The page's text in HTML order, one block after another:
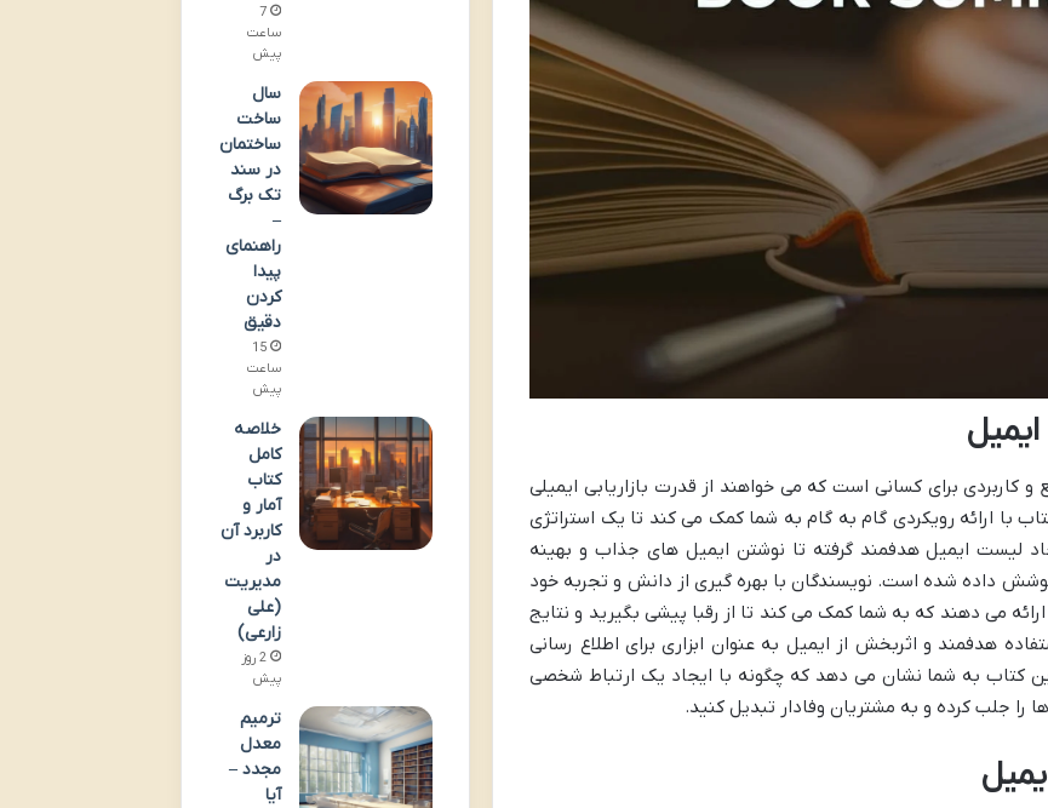
و کاربردی برای کسانی است که می خواهند از قدرت بازاریابی ایمیلی
با ارائه رویکردی گام به گام به شما کمک می کند تا یک استراتژی
لیست ایمیل هدفمند گرفته تا نوشتن ایمیل های جذاب و بهینه
داده شده است. نویسندگان با بهره گیری از دانش و تجربه خود
ارائه می دهند که به شما کمک می کند تا از رقبا پیشی بگیرید و نتایج
هدفمند و اثربخش از ایمیل به عنوان ابزاری برای اطلاع رسانی
به شما نشان می دهد که چگونه با ایجاد یک ارتباط شخصی
را جلب کرده و به مشتریان وفادار تبدیل کنید.
7
ساعت
پیش
سال
ساخت
ساختمان
در سند
تک برگ
–
راهنمای
پیدا
کردن
دقیق
15
ساعت
پیش
خلاصه
کامل
کتاب
آمار و
کاربرد آن
در
مدیریت
(علی
زارعی)
2 روز
پیش
ترمیم
معدل
مجدد –
آیا